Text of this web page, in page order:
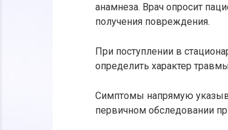
анамнеза. Врач опросит
получения повреждения.
При поступлении в
определить характер
Симптомы напрямую
первичном обследовании